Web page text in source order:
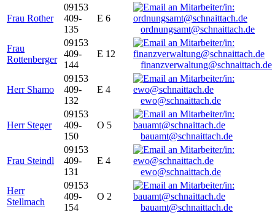
Frau Rother
09153
409-
135
E 6
ordnungsamt@schnaittach.de
Frau
Rottenberger
09153
409-
144
E 12
finanzverwaltung@schnaittach.de
Herr Shamo
09153
409-
132
E 4
ewo@schnaittach.de
Herr Steger
09153
409-
150
O 5
bauamt@schnaittach.de
Frau Steindl
09153
409-
131
E 4
ewo@schnaittach.de
Herr
Stellmach
09153
409-
154
O 2
bauamt@schnaittach.de